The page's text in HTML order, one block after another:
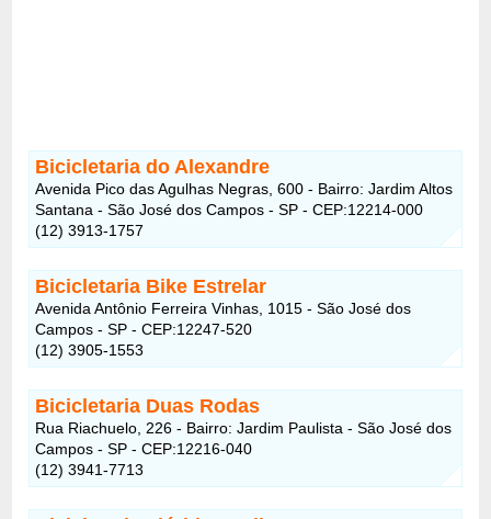
Bicicletaria do Alexandre
Avenida Pico das Agulhas Negras, 600 - Bairro: Jardim Altos
Santana - São José dos Campos - SP - CEP:12214-000
(12) 3913-1757
Bicicletaria Bike Estrelar
Avenida Antônio Ferreira Vinhas, 1015 - São José dos
Campos - SP - CEP:12247-520
(12) 3905-1553
Bicicletaria Duas Rodas
Rua Riachuelo, 226 - Bairro: Jardim Paulista - São José dos
Campos - SP - CEP:12216-040
(12) 3941-7713